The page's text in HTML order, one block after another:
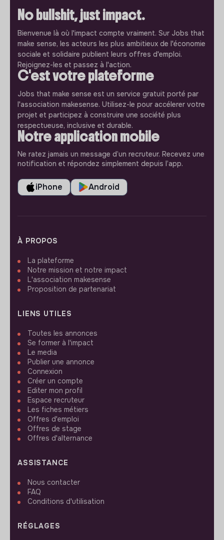
No bullshit, just impact.
Bienvenue là où l'impact compte vraiment. Sur Jobs that
make sense, les acteurs les plus ambitieux de l'économie
sociale et solidaire publient leurs offres d'emploi.
Rejoignez-les et passez à l'action.
C'est votre plateforme
Jobs that make sense est un service gratuit porté par
l'association makesense. Utilisez-le pour accélerer votre
projet et participez à construire une société plus
respectueuse, inclusive et durable.
Notre application mobile
Ne ratez jamais un message d’un recruteur. Recevez une
notification et répondez simplement depuis l’app.
iPhone Android
À PROPOS
La plateforme
Notre mission et notre impact
L'association makesense
Proposition de partenariat
LIENS UTILES
Toutes les annonces
Se former à l'impact
Le media
Publier une annonce
Connexion
Créer un compte
Editer mon profil
Espace recruteur
Les fiches métiers
Offres d'emploi
Offres de stage
Offres d'alternance
ASSISTANCE
Nous contacter
FAQ
Conditions d'utilisation
RÉGLAGES